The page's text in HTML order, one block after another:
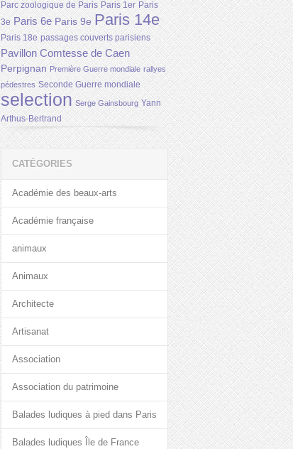
Parc zoologique de Paris Paris 1er Paris
3e Paris 6e Paris 9e Paris 14e
Paris 18e passages couverts parisiens
Pavillon Comtesse de Caen
Perpignan Première Guerre mondiale rallyes
pédestres Seconde Guerre mondiale
selection Serge Gainsbourg Yann
Arthus-Bertrand
CATÉGORIES
Académie des beaux-arts
Académie française
animaux
Animaux
Architecte
Artisanat
Association
Association du patrimoine
Balades ludiques à pied dans Paris
Balades ludiques Île de France